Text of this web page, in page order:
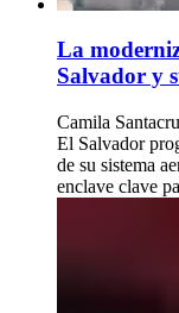
La
Salvador y
Camila
El Salvador
de su sistema
enclave clave